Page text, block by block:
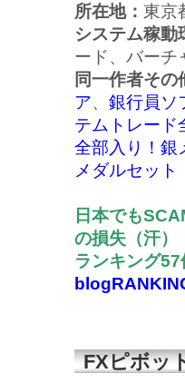
所在地： 東京
システム稼動
ード、バーチ
同一作者そ
ア、 銀行員ソ
テムトレード
全部入り！銀
メダルセット
日本でも
の損失（汗）
ランキング
FXピボッ